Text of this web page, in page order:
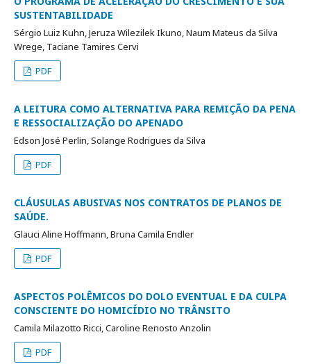
SUSTENTABILIDADE
Sérgio Luiz Kuhn, Jeruza Wilezilek Ikuno, Naum Mateus da Silva
Wrege, Taciane Tamires Cervi
PDF
A LEITURA COMO ALTERNATIVA PARA REMIÇÃO DA PENA
E RESSOCIALIZAÇÃO DO APENADO
Edson José Perlin, Solange Rodrigues da Silva
PDF
CLÁUSULAS ABUSIVAS NOS CONTRATOS DE PLANOS DE
SAÚDE.
Glauci Aline Hoffmann, Bruna Camila Endler
PDF
ASPECTOS POLÊMICOS DO DOLO EVENTUAL E DA CULPA
CONSCIENTE DO HOMICÍDIO NO TRÂNSITO
Camila Milazotto Ricci, Caroline Renosto Anzolin
PDF